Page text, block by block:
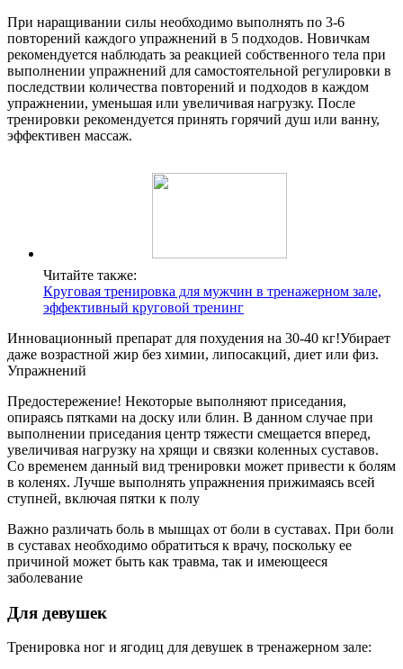
При наращивании силы необходимо выполнять по 3-6
повторений каждого упражнений в 5 подходов. Новичкам
рекомендуется наблюдать за реакцией собственного тела при
выполнении упражнений для самостоятельной регулировки в
последствии количества повторений и подходов в каждом
упражнении, уменьшая или увеличивая нагрузку. После
тренировки рекомендуется принять горячий душ или ванну,
эффективен массаж.
Читайте также:
Круговая тренировка для мужчин в тренажерном зале,
эффективный круговой тренинг
Инновационный препарат для похудения на 30-40 кг!Убирает
даже возрастной жир без химии, липосакций, диет или физ.
Упражнений
Предостережение! Некоторые выполняют приседания,
опираясь пятками на доску или блин. В данном случае при
выполнении приседания центр тяжести смещается вперед,
увеличивая нагрузку на хрящи и связки коленных суставов.
Со временем данный вид тренировки может привести к болям
в коленях. Лучше выполнять упражнения прижимаясь всей
ступней, включая пятки к полу
Важно различать боль в мышцах от боли в суставах. При боли
в суставах необходимо обратиться к врачу, поскольку ее
причиной может быть как травма, так и имеющееся
заболевание
Для девушек
Тренировка ног и ягодиц для девушек в тренажерном зале: